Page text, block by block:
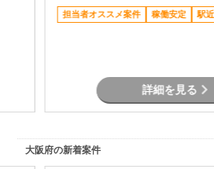
るため、主体的に動きなが
理解し、安定運用に貢献し
担当者オススメ案件 稼働安定 駅
詳細を見る
大阪府の新着案件